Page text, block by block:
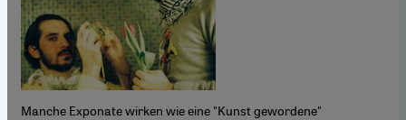
Manche Exponate wirken wie eine "Kunst gewordene"